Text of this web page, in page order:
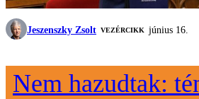
Jeszenszky Zsolt VEZÉRCIKK június 16.
Nem hazudtak: